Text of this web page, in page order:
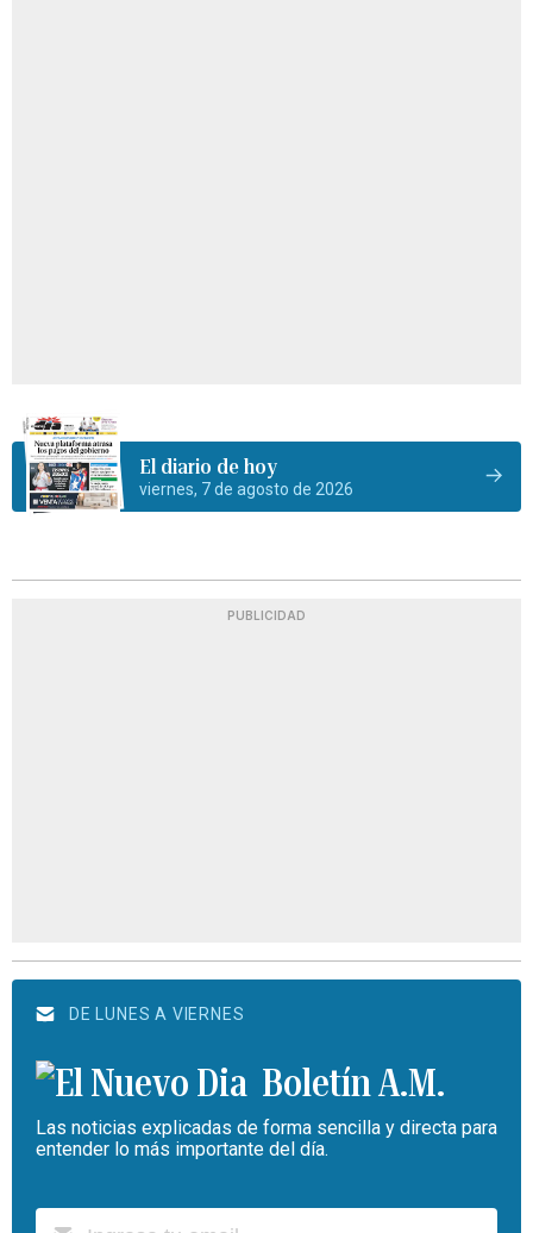
El diario de hoy
viernes, 7 de agosto de 2026
PUBLICIDAD
DE LUNES A VIERNES
Boletín A.M.
Las noticias explicadas de forma sencilla y directa para
entender lo más importante del día.